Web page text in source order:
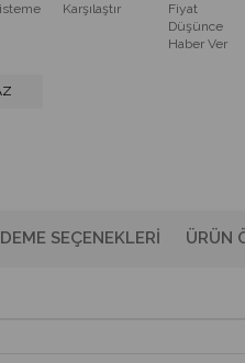
Karşılaştır
Fiyat
Düşünce
Haber Ver
SEÇENEKLERI ÜRÜN